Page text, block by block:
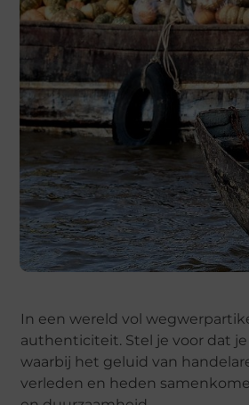
In een wereld vol
authenticiteit. Stel je voor dat
waarbij het geluid van
verleden en heden